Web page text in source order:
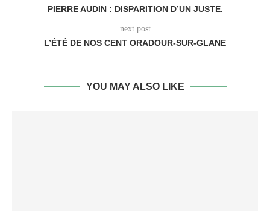
PIERRE AUDIN : DISPARITION D’UN JUSTE.
next post
L’ÉTÉ DE NOS CENT ORADOUR-SUR-GLANE
YOU MAY ALSO LIKE